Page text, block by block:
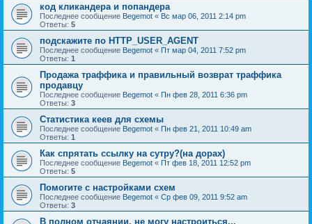
код кликандера и попандера
Последнее сообщение Begemot « Вс мар 06, 2011 2:14 pm
Ответы: 5
подскажите по HTTP_USER_AGENT
Последнее сообщение Begemot « Пт мар 04, 2011 7:52 pm
Ответы: 1
Продажа траффика и правильный возврат траффика
продавцу
Последнее сообщение Begemot « Пн фев 28, 2011 6:36 pm
Ответы: 3
Статистика кеев для схемы
Последнее сообщение Begemot « Пн фев 21, 2011 10:49 am
Ответы: 1
Как спрятать ссылку на сутру?(на дорах)
Последнее сообщение Begemot « Пт фев 18, 2011 12:52 pm
Ответы: 5
Помогите с настройками схем
Последнее сообщение Begemot « Ср фев 09, 2011 9:52 am
Ответы: 3
В полном отчаянии, не могу настроиться...